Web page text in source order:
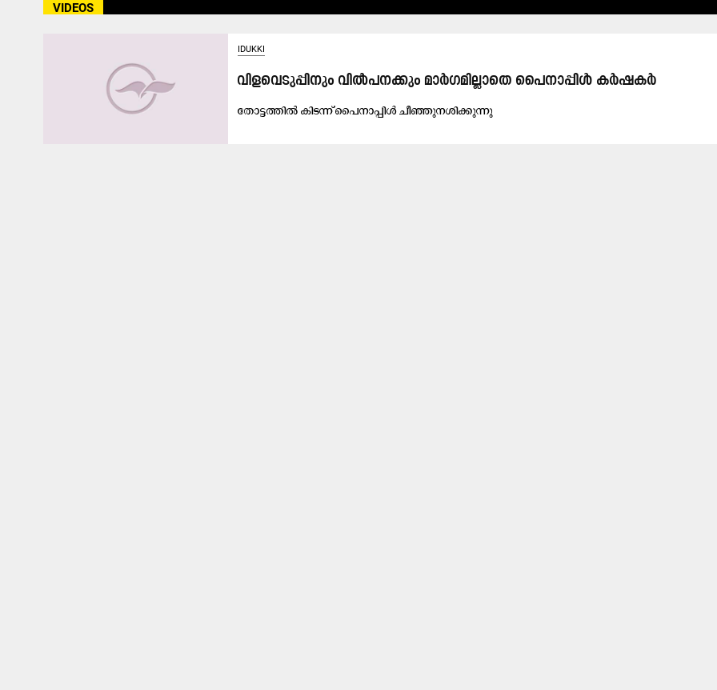
VIDEOS
IDUKKI
വിളവെടുപ്പിനും വിൽപനക്കും മാർഗമില്ലാതെ പൈനാപ്പിൾ കർഷകർ
തോ​ട്ട​ത്തി​ൽ കി​ട​ന്ന്​ പൈ​നാ​പ്പി​ൾ ചീ​ഞ്ഞു​ന​ശി​ക്കു​ന്നു